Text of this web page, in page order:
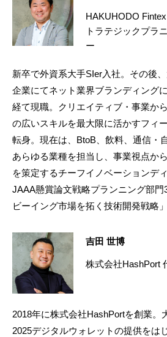
HAKUHODO
トラテジックプラ
ー
新卒で外資系大手SIer入社。その後
企業にてネット業界ブランディング
経て現職。クリエイティブ・事業か
の広いスキルを最大限に活かすフィ
転身。現在は、BtoB、飲料、通信・
あらゆる業種を担当し、事業視点か
を策定するチーフイノベーションデ
JAAA懸賞論文戦略プランニング部
ビーイング市場を拓く技術開発戦略」
吉田 世博
株式会社HashPort
2018年に株式会社HashPortを創業。
2025デジタルウォレットの提供をは